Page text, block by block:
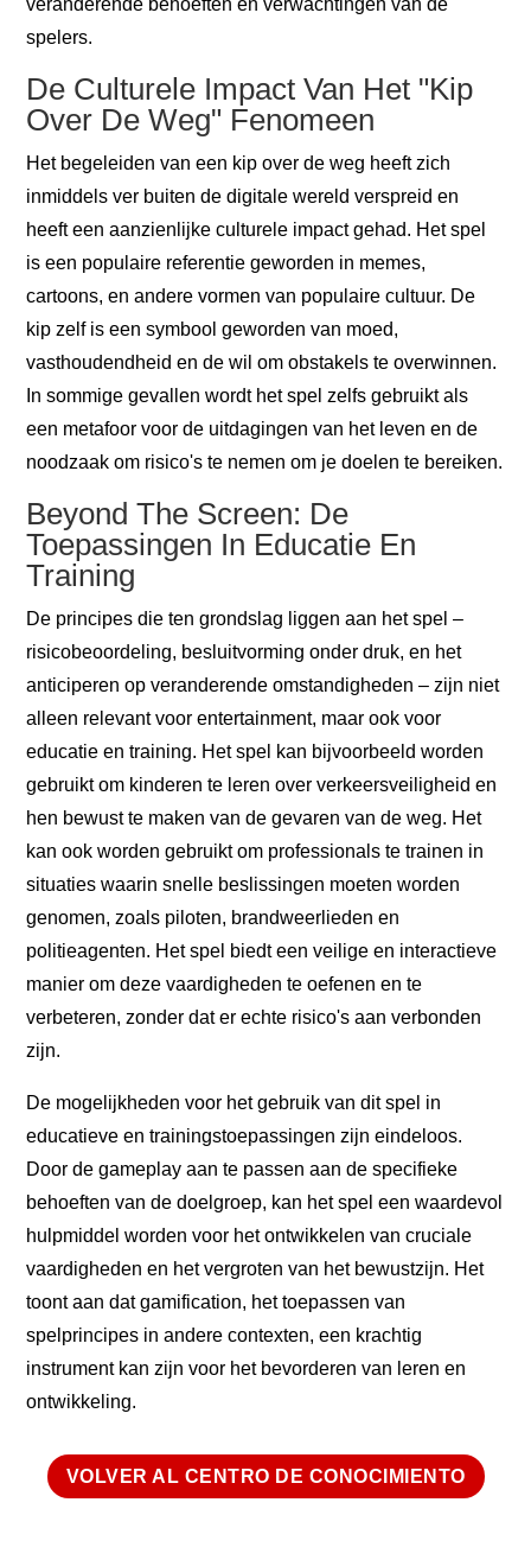
veranderende behoeften en verwachtingen van de
spelers.
De Culturele Impact Van Het "Kip
Over De Weg" Fenomeen
Het begeleiden van een kip over de weg heeft zich
inmiddels ver buiten de digitale wereld verspreid en
heeft een aanzienlijke culturele impact gehad. Het spel
is een populaire referentie geworden in memes,
cartoons, en andere vormen van populaire cultuur. De
kip zelf is een symbool geworden van moed,
vasthoudendheid en de wil om obstakels te overwinnen.
In sommige gevallen wordt het spel zelfs gebruikt als
een metafoor voor de uitdagingen van het leven en de
noodzaak om risico's te nemen om je doelen te bereiken.
Beyond The Screen: De
Toepassingen In Educatie En
Training
De principes die ten grondslag liggen aan het spel –
risicobeoordeling, besluitvorming onder druk, en het
anticiperen op veranderende omstandigheden – zijn niet
alleen relevant voor entertainment, maar ook voor
educatie en training. Het spel kan bijvoorbeeld worden
gebruikt om kinderen te leren over verkeersveiligheid en
hen bewust te maken van de gevaren van de weg. Het
kan ook worden gebruikt om professionals te trainen in
situaties waarin snelle beslissingen moeten worden
genomen, zoals piloten, brandweerlieden en
politieagenten. Het spel biedt een veilige en interactieve
manier om deze vaardigheden te oefenen en te
verbeteren, zonder dat er echte risico's aan verbonden
zijn.
De mogelijkheden voor het gebruik van dit spel in
educatieve en trainingstoepassingen zijn eindeloos.
Door de gameplay aan te passen aan de specifieke
behoeften van de doelgroep, kan het spel een waardevol
hulpmiddel worden voor het ontwikkelen van cruciale
vaardigheden en het vergroten van het bewustzijn. Het
toont aan dat gamification, het toepassen van
spelprincipes in andere contexten, een krachtig
instrument kan zijn voor het bevorderen van leren en
ontwikkeling.
VOLVER AL CENTRO DE CONOCIMIENTO